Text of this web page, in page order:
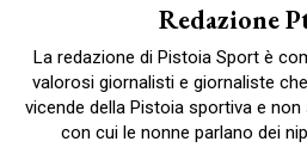
Redazione
La redazione di Pistoia Sport è
valorosi giornalisti e giornaliste
vicende della Pistoia sportiva e
con cui le nonne parlano dei